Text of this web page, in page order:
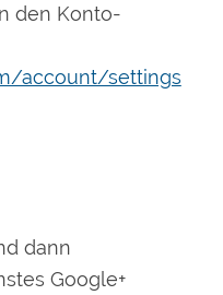
den Konto-
account/settings
dann
Google+